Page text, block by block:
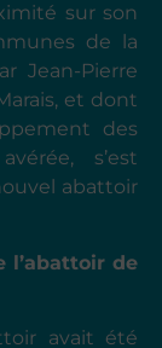
sur son
de la
Jean-Pierre
et dont
des
s’est
abattoir
l’abattoir de
avait été